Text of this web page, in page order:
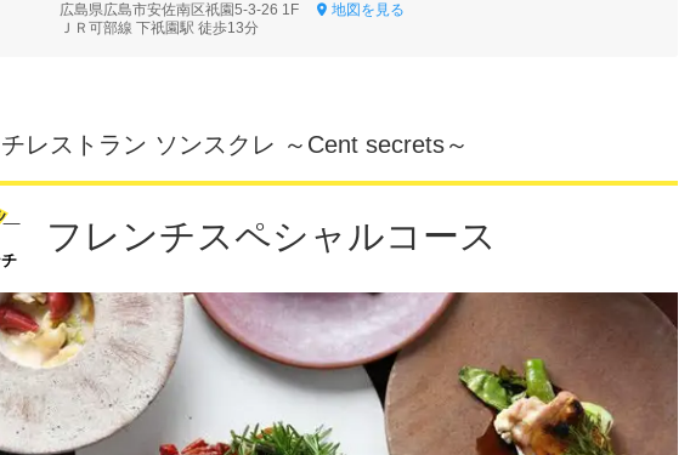
広島県広島市安佐南区祇園5-3-26 1F
地図を見る
ＪＲ可部線 下祇園駅 徒歩13分
レストラン ソンスクレ ～Cent secrets～
フレンチスペシャルコース